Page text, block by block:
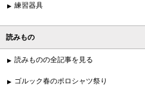
練習器具
読みもの
読みものの全記事を見る
ゴルック春のポロシャツ祭り